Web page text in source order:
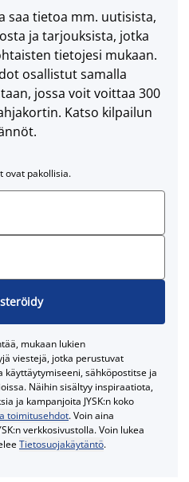
saa tietoa mm. uutisista,
ja tarjouksista, jotka
tietojesi mukaan.
osallistut samalla
jossa voit voittaa 300
Katso kilpailun
ovat pakollisia.
mukaan lukien
viestejä, jotka perustuvat
sähköpostitse ja
Näihin sisältyy inspiraatiota,
ja kampanjoita JYSK:n koko
toimitusehdot. Voin aina
verkkosivustolla. Voin lukea
Tietosuojakäytäntö.